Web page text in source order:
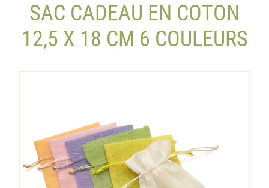
SAC CADEAU EN COTON
12,5 X 18 CM 6 COULEURS